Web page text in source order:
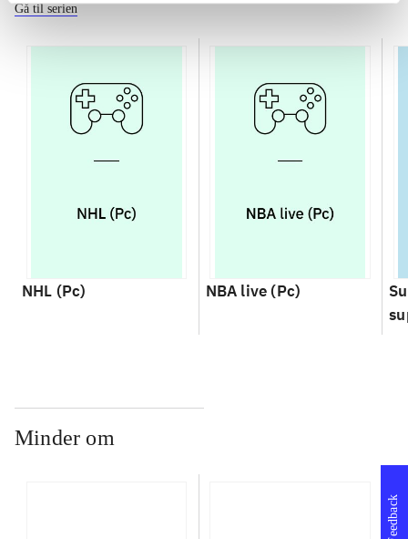
Gå til serien
NHL (Pc) NBA live (Pc)
Minder om
Feedback